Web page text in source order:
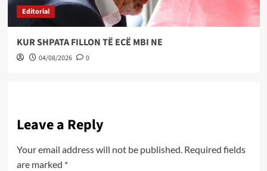
Editorial
KUR SHPATA FILLON TË ECË MBI NE
04/08/2026 0
Leave a Reply
Your email address will not be published. Required fields
are marked *